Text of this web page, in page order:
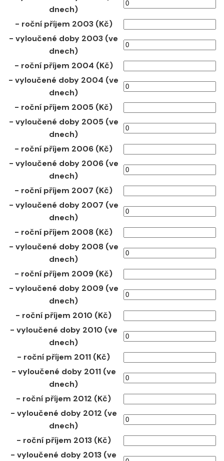
dnech)
- roční příjem 2003 (Kč)
- vyloučené doby 2003 (ve
dnech)
- roční příjem 2004 (Kč)
- vyloučené doby 2004 (ve
dnech)
- roční příjem 2005 (Kč)
- vyloučené doby 2005 (ve
dnech)
- roční příjem 2006 (Kč)
- vyloučené doby 2006 (ve
dnech)
- roční příjem 2007 (Kč)
- vyloučené doby 2007 (ve
dnech)
- roční příjem 2008 (Kč)
- vyloučené doby 2008 (ve
dnech)
- roční příjem 2009 (Kč)
- vyloučené doby 2009 (ve
dnech)
- roční příjem 2010 (Kč)
- vyloučené doby 2010 (ve
dnech)
- roční příjem 2011 (Kč)
- vyloučené doby 2011 (ve
dnech)
- roční příjem 2012 (Kč)
- vyloučené doby 2012 (ve
dnech)
- roční příjem 2013 (Kč)
- vyloučené doby 2013 (ve